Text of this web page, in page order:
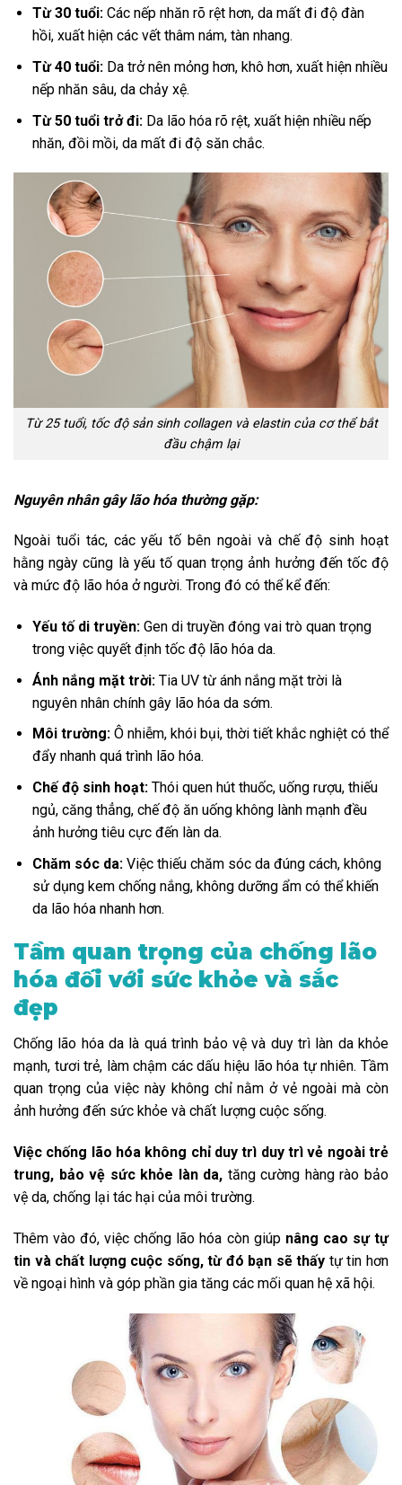
Từ 30 tuổi:Các nếp nhăn rõ rệt hơn, da mất đi độ đàn
hồi, xuất hiện các vết thâm nám, tàn nhang.
Từ 40 tuổi:Da trở nên mỏng hơn, khô hơn, xuất hiện nhiều
nếp nhăn sâu, da chảy xệ.
Từ 50 tuổi trở đi:Da lão hóa rõ rệt, xuất hiện nhiều nếp
nhăn, đồi mồi, da mất đi độ săn chắc.
Từ 25 tuổi, tốc độ sản sinh collagen và elastin của cơ thể bắt
đầu chậm lại
Nguyên nhân gây lão hóa thường gặp:
Ngoài tuổi tác, các yếu tố bên ngoài và chế độ sinh hoạt
hằng ngày cũng là yếu tố quan trọng ảnh hưởng đến tốc độ
và mức độ lão hóa ở người. Trong đó có thể kể đến:
Yếu tố di truyền:Gen di truyền đóng vai trò quan trọng
trong việc quyết định tốc độ lão hóa da.
Ánh nắng mặt trời:Tia UV từ ánh nắng mặt trời là
nguyên nhân chính gây lão hóa da sớm.
Môi trường:Ô nhiễm, khói bụi, thời tiết khắc nghiệt có thể
đẩy nhanh quá trình lão hóa.
Chế độ sinh hoạt:Thói quen hút thuốc, uống rượu, thiếu
ngủ, căng thẳng, chế độ ăn uống không lành mạnh đều
ảnh hưởng tiêu cực đến làn da.
Chăm sóc da:Việc thiếu chăm sóc da đúng cách, không
sử dụng kem chống nắng, không dưỡng ẩm có thể khiến
da lão hóa nhanh hơn.
Tầm quan trọng của chống lão
hóa đối với sức khỏe và sắc
đẹp
Chống lão hóa da là quá trình bảo vệ và duy trì làn da khỏe
mạnh, tươi trẻ, làm chậm các dấu hiệu lão hóa tự nhiên. Tầm
quan trọng của việc này không chỉ nằm ở vẻ ngoài mà còn
ảnh hưởng đến sức khỏe và chất lượng cuộc sống.
Việc chống lão hóa không chỉ duy trì duy trì vẻ ngoài trẻ
trung, bảo vệ sức khỏe làn da, tăng cường hàng rào bảo
vệ da, chống lại tác hại của môi trường.
Thêm vào đó, việc chống lão hóa còn giúp nâng cao sự tự
tin và chất lượng cuộc sống, từ đó bạn sẽ thấy tự tin hơn
về ngoại hình và góp phần gia tăng các mối quan hệ xã hội.